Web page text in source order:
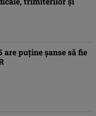
are puţine şanse să fie